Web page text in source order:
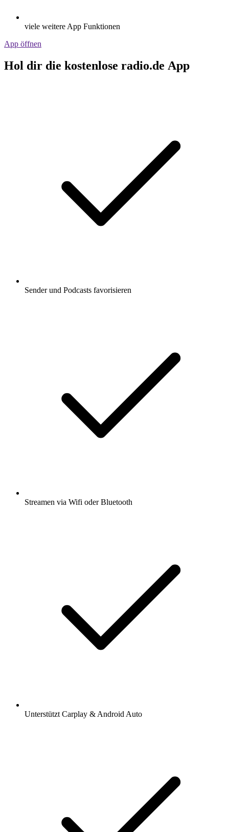
viele weitere App Funktionen
App öffnen
Hol dir die kostenlose radio.de App
Sender und Podcasts favorisieren
Streamen via Wifi oder Bluetooth
Unterstützt Carplay & Android Auto